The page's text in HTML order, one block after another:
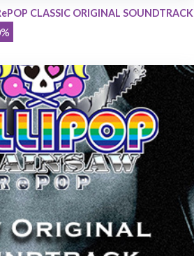
CLASSIC ORIGINAL SOUNDTRACK